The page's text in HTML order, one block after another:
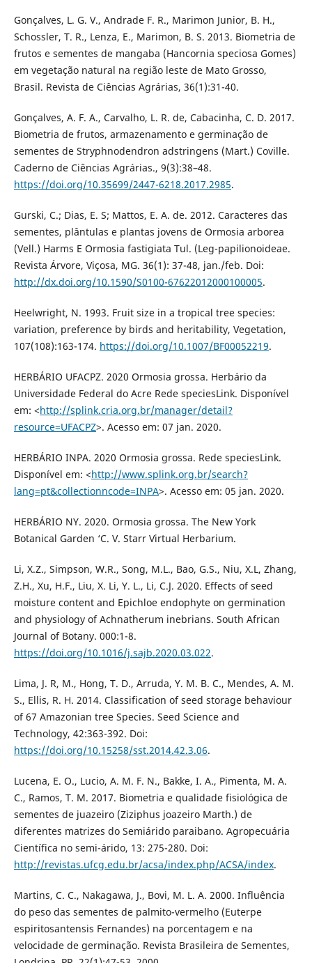
Gonçalves, L. G. V., Andrade F. R., Marimon Junior, B. H.,
Schossler, T. R., Lenza, E., Marimon, B. S. 2013. Biometria de
frutos e sementes de mangaba (Hancornia speciosa Gomes)
em vegetação natural na região leste de Mato Grosso,
Brasil. Revista de Ciências Agrárias, 36(1):31-40.
Gonçalves, A. F. A., Carvalho, L. R. de, Cabacinha, C. D. 2017.
Biometria de frutos, armazenamento e germinação de
sementes de Stryphnodendron adstringens (Mart.) Coville.
Caderno de Ciências Agrárias., 9(3):38–48.
https://doi.org/10.35699/2447-6218.2017.2985.
Gurski, C.; Dias, E. S; Mattos, E. A. de. 2012. Caracteres das
sementes, plântulas e plantas jovens de Ormosia arborea
(Vell.) Harms E Ormosia fastigiata Tul. (Leg-papilionoideae.
Revista Árvore, Viçosa, MG. 36(1): 37-48, jan./feb. Doi:
http://dx.doi.org/10.1590/S0100-67622012000100005.
Heelwright, N. 1993. Fruit size in a tropical tree species:
variation, preference by birds and heritability, Vegetation,
107(108):163-174. https://doi.org/10.1007/BF00052219.
HERBÁRIO UFACPZ. 2020 Ormosia grossa. Herbário da
Universidade Federal do Acre Rede speciesLink. Disponível
em: <http://splink.cria.org.br/manager/detail?
resource=UFACPZ>. Acesso em: 07 jan. 2020.
HERBÁRIO INPA. 2020 Ormosia grossa. Rede speciesLink.
Disponível em: <http://www.splink.org.br/search?
lang=pt&collectionncode=INPA>. Acesso em: 05 jan. 2020.
HERBÁRIO NY. 2020. Ormosia grossa. The New York
Botanical Garden ‘C. V. Starr Virtual Herbarium.
Li, X.Z., Simpson, W.R., Song, M.L., Bao, G.S., Niu, X.L, Zhang,
Z.H., Xu, H.F., Liu, X. Li, Y. L., Li, C.J. 2020. Effects of seed
moisture content and Epichloe endophyte on germination
and physiology of Achnatherum inebrians. South African
Journal of Botany. 000:1-8.
https://doi.org/10.1016/j.sajb.2020.03.022.
Lima, J. R, M., Hong, T. D., Arruda, Y. M. B. C., Mendes, A. M.
S., Ellis, R. H. 2014. Classification of seed storage behaviour
of 67 Amazonian tree Species. Seed Science and
Technology, 42:363-392. Doi:
https://doi.org/10.15258/sst.2014.42.3.06.
Lucena, E. O., Lucio, A. M. F. N., Bakke, I. A., Pimenta, M. A.
C., Ramos, T. M. 2017. Biometria e qualidade fisiológica de
sementes de juazeiro (Ziziphus joazeiro Marth.) de
diferentes matrizes do Semiárido paraibano. Agropecuária
Científica no semi-árido, 13: 275-280. Doi:
http://revistas.ufcg.edu.br/acsa/index.php/ACSA/index.
Martins, C. C., Nakagawa, J., Bovi, M. L. A. 2000. Influência
do peso das sementes de palmito-vermelho (Euterpe
espiritosantensis Fernandes) na porcentagem e na
velocidade de germinação. Revista Brasileira de Sementes,